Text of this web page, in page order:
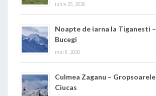
iunie 25, 2026
Noapte de iarna la Tiganesti
Bucegi
mai 8, 2026
Culmea Zaganu –
Ciucas